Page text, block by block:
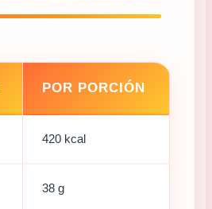
POR PORCIÓN
420 kcal
38 g